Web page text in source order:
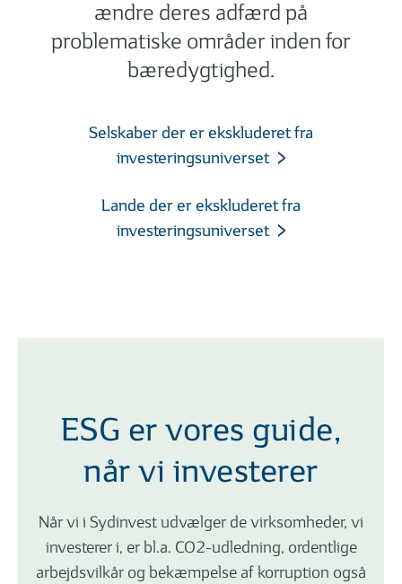
ændre deres adfærd på
problematiske områder inden for
bæredygtighed.
Selskaber der er ekskluderet fra
investeringsuniverset
Lande der er ekskluderet fra
investeringsuniverset
ESG er vores guide,
når vi investerer
Når vi i Sydinvest udvælger de virksomheder, vi
investerer i, er bl.a. CO2-udledning, ordentlige
arbejdsvilkår og bekæmpelse af korruption også